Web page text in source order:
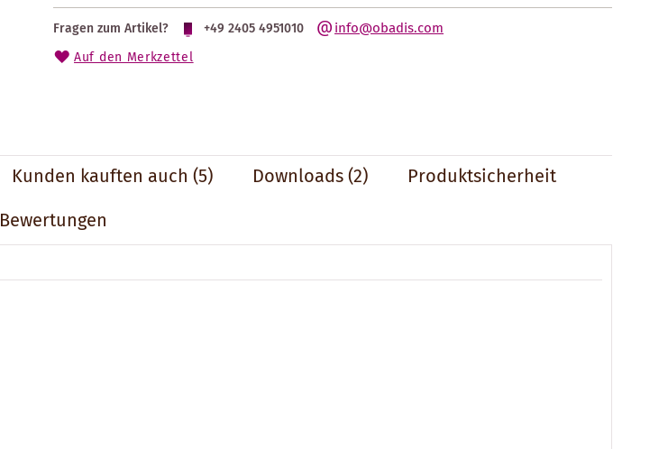
Fragen zum Artikel? +49 2405 4951010 info@obadis.com
Auf den Merkzettel
Kunden kauften auch (5) Downloads (2)
Produktsicherheit
Bewertungen